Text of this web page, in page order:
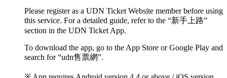
Please register as a UDN Ticket Website member before using
this service. For a detailed guide, refer to the “新手上路”
section in the UDN Ticket App.
To download the app, go to the App Store or Google Play and
search for “udn售票網”.